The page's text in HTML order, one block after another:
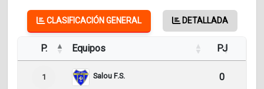
CLASIFICACIÓN GENERAL DETALLADA
P. Equipos PJ
1 Salou F.S. 0